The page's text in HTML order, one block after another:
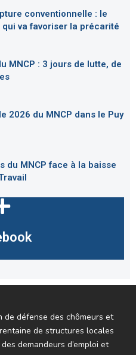
conventionnelle : le
va favoriser la précarité
MNCP : 3 jours de lutte, de
2026 du MNCP dans le Puy
du MNCP face à la baisse
de défense des chômeurs et
de structures locales
demandeurs d’emploi et